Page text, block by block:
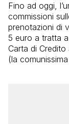
Fino ad oggi,
commissioni
prenotazioni di
5 euro a tratta
Carta di
(la comunissima